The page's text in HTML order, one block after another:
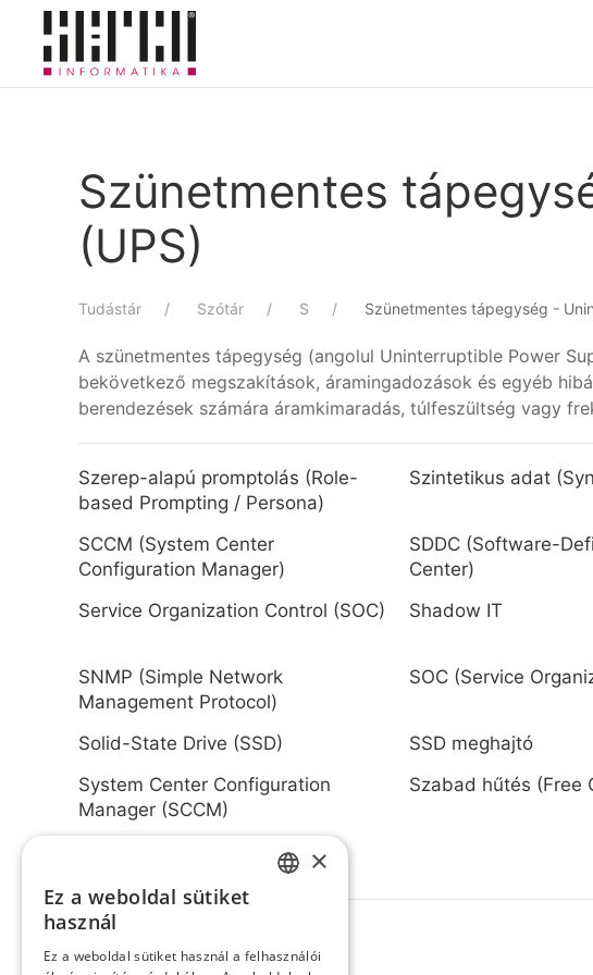
Skip to main content
Szünetmentes
(UPS)
Tudástár Szótár S Szünetmentes tápegység -
A szünetmentes tápegység (angolul Uninterruptible Power
bekövetkező megszakítások, áramingadozások és egyéb
berendezések számára áramkimaradás, túlfeszültség vagy
Szerep-alapú promptolás (Role-
based Prompting / Persona)
Szintetikus adat
SCCM (System Center
Configuration Manager)
SDDC (Software-
Center)
Service Organization Control (SOC) Shadow IT
SNMP (Simple Network
Management Protocol)
SOC (Service
Solid-State Drive (SSD)
SSD meghajtó
System Center Configuration
Manager (SCCM)
Szabad hűtés (Free
×
Ez a weboldal sütiket
használ
Ez a weboldal sütiket használ a felhasználói